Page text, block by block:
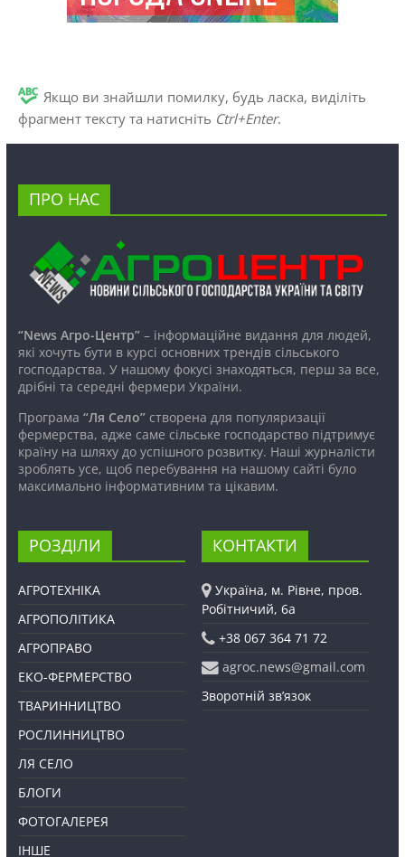
Якщо ви знайшли помилку, будь ласка, виділіть
фрагмент тексту та натисніть Ctrl+Enter.
ПРО НАС
“News Агро-Центр”– інформаційне видання для людей,
які хочуть бути в курсі основних трендів сільського
господарства. У нашому фокусі знаходяться, перш за все,
дрібні та середні фермери України.
Програма “Ля Село”створена для популяризації
фермерства, адже саме сільське господарство підтримує
країну на шляху до успішного розвитку. Наші журналісти
зроблять усе, щоб перебування на нашому сайті було
максимально інформативним та цікавим.
РОЗДІЛИ
АГРОТЕХНІКА
АГРОПОЛІТИКА
АГРОПРАВО
ЕКО-ФЕРМЕРСТВО
ТВАРИННИЦТВО
РОСЛИННИЦТВО
ЛЯ СЕЛО
БЛОГИ
ФОТОГАЛЕРЕЯ
ІНШЕ
КОНТАКТИ
Україна, м. Рівне, пров.
Робітничий, 6а
+38 067 364 71 72
agroc.news@gmail.com
Зворотній зв’язок